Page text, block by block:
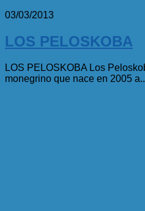
03/03/2013
LOS PELOSKOBA
LOS PELOSKOBA Los
monegrino que nace en 2005